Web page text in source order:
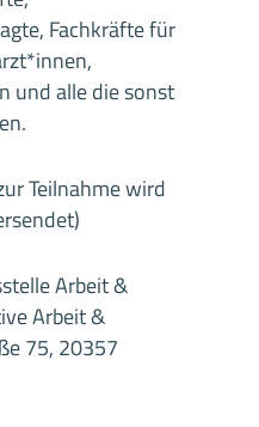
Fachkräfte für
und alle die sonst
Teilnahme wird
Arbeit &
Arbeit &
75, 20357